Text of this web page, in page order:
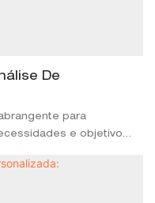
De
para
e objetivos
com sua visão e